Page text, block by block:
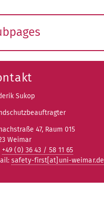
Sukop
47, Raum 015
Weimar
+49 (0) 36 43 / 58 11 65
safety-first[at]uni-weimar.de